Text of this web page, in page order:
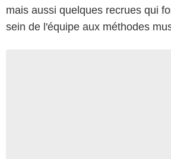
mais aussi quelques recrues qui
sein de l'équipe aux méthodes